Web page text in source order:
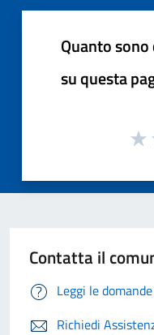
Quanto
su questa
Contatta il
Leggi le
Richiedi